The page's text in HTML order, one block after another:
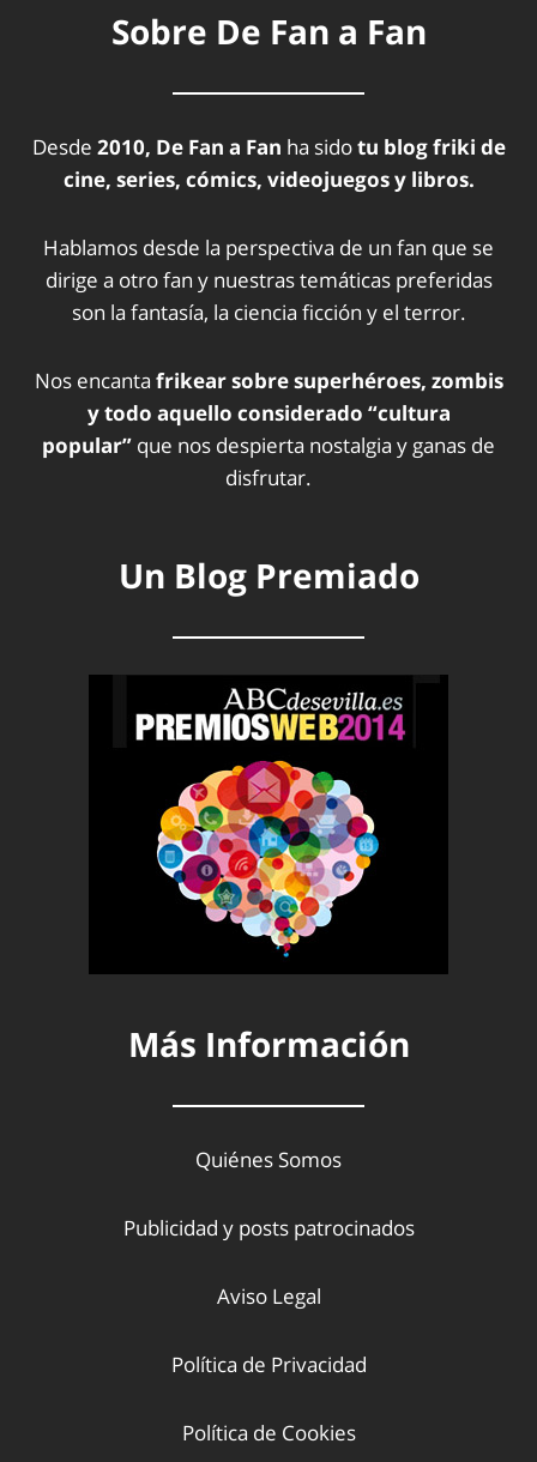
Sobre De Fan a Fan
Desde 2010, De Fan a Fan ha sidotu blog friki de
cine, series, cómics, videojuegos y libros.
Hablamos desde la perspectiva de un fan que se
dirige a otro fan y nuestras temáticas preferidas
son la fantasía, la ciencia ficción y el terror.
Nos encanta frikear sobre superhéroes, zombis
y todo aquello considerado “cultura
popular” que nos despierta nostalgia y ganas de
disfrutar.
Un Blog Premiado
Más Información
Quiénes Somos
Publicidad y posts patrocinados
Aviso Legal
Política de Privacidad
Política de Cookies